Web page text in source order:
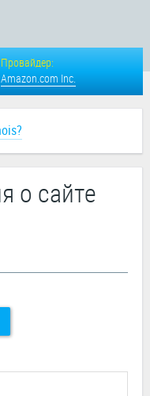
Провайдер:
Amazon.com Inc.
о сайте